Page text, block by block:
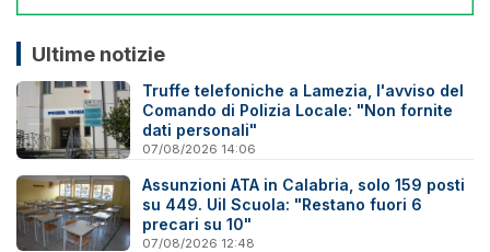
Ultime notizie
Truffe telefoniche a Lamezia, l'avviso del
Comando di Polizia Locale: "Non fornite
dati personali"
07/08/2026 14:06
Assunzioni ATA in Calabria, solo 159 posti
su 449. Uil Scuola: "Restano fuori 6
precari su 10"
07/08/2026 12:48